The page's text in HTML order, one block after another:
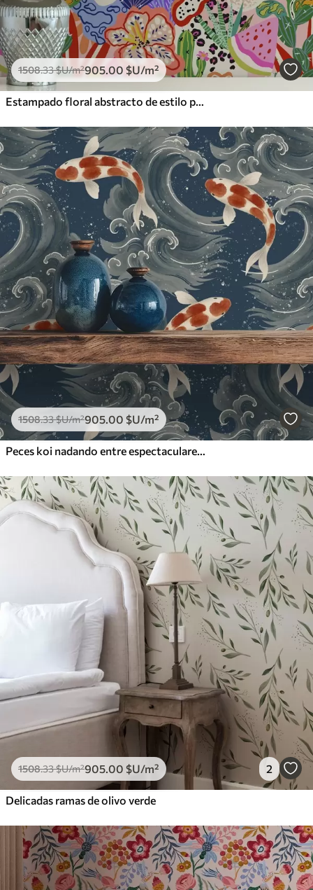
1508.33$U/m²905.00 $U/m²
Estampado floral abstracto de estilo pop art
1508.33$U/m²905.00 $U/m²
Peces koi nadando entre espectaculares olas oceánicas
1508.33$U/m²905.00 $U/m² 2
Delicadas ramas de olivo verde